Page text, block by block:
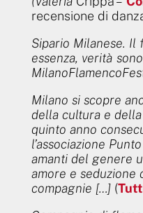
recensione di
Sipario Milanese. Il
essenza, verità
Milano si scopre
della cultura e
quinto anno
l’associazione
amanti del genere
amore e seduzione
compagnie […] (